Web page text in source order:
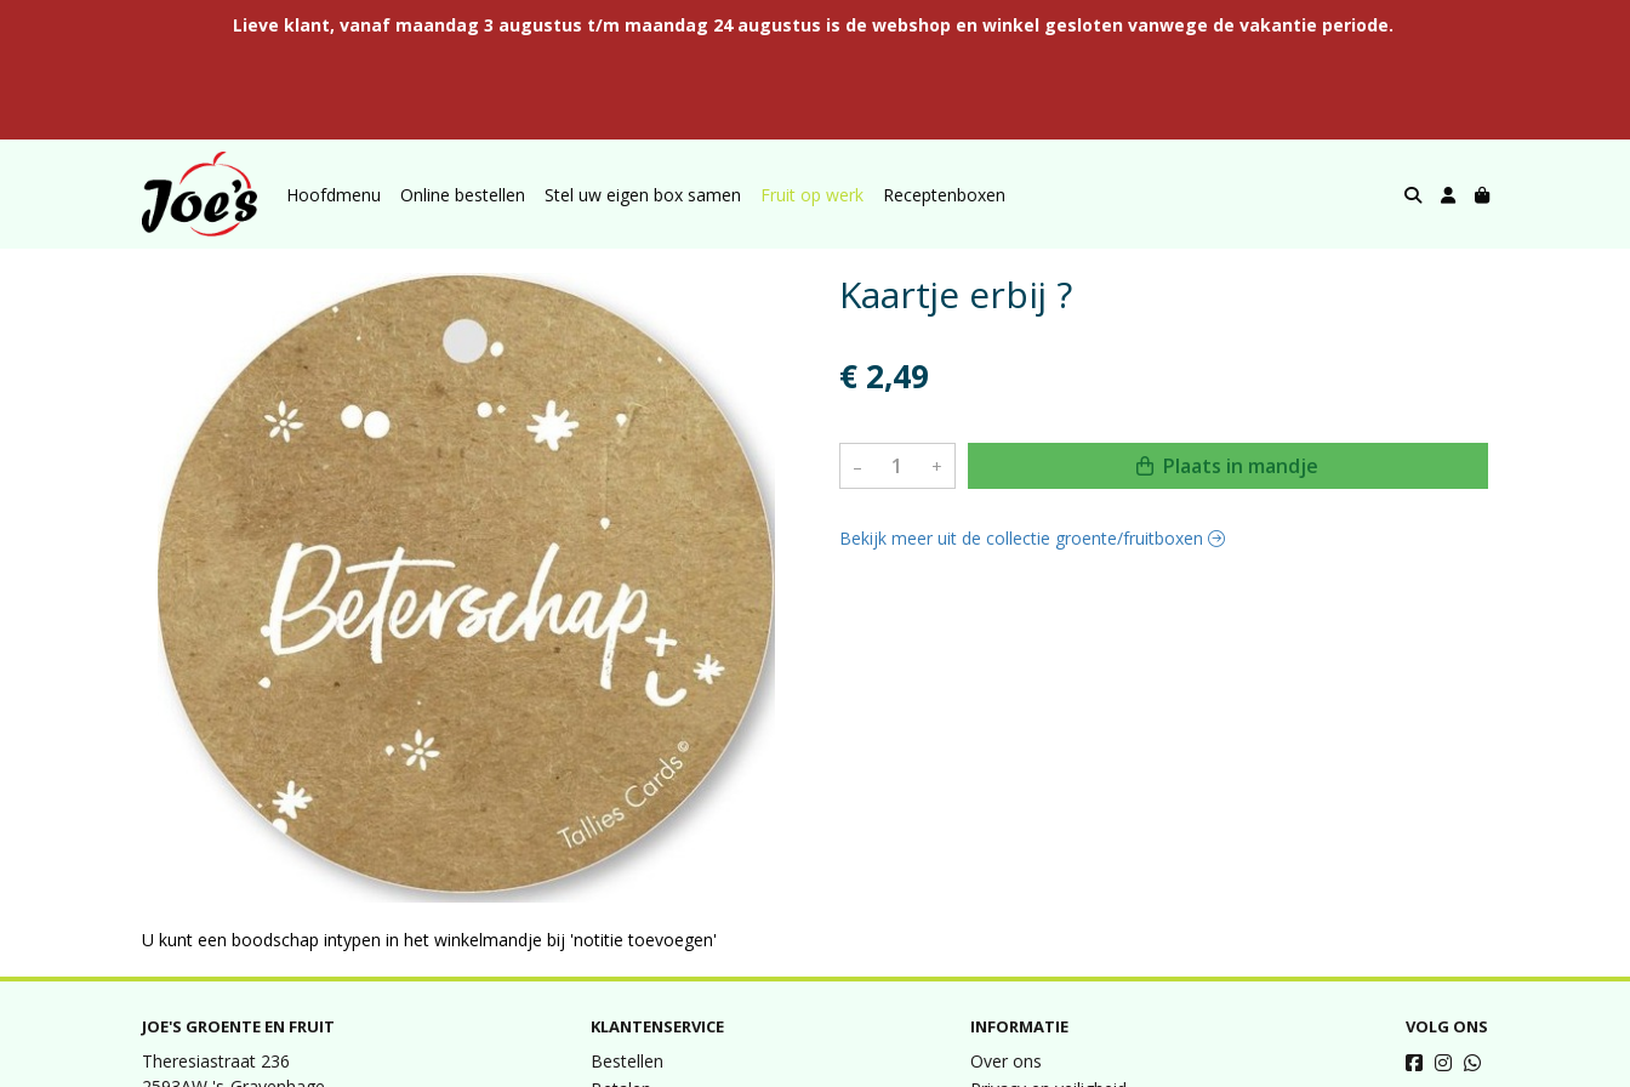
Lieve klant, vanaf maandag 3 augustus t/m maandag 24 augustus is de webshop en winkel gesloten vanwege de vakantie periode.
Hoofdmenu Online bestellen Stel uw eigen box samen Fruit op werk Receptenboxen
U kunt een boodschap intypen in het winkelmandje bij 'notitie toevoegen'
Kaartje erbij ?
€ 2,49
– + Plaats in mandje
Bekijk meer uit de collectie groente/fruitboxen
JOE'S GROENTE EN FRUIT
Theresiastraat 236
KLANTENSERVICE
Bestellen
INFORMATIE
Over ons
VOLG ONS